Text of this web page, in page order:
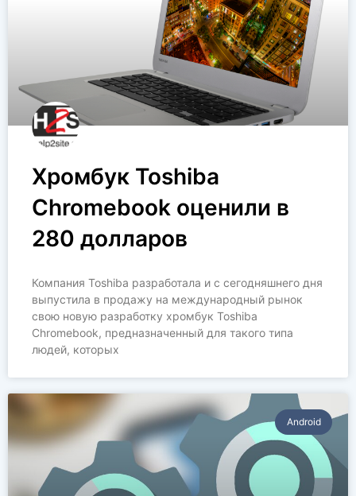
Хромбук Toshiba
Chromebook оценили в
280 долларов
Компания Toshiba разработала и с сегодняшнего дня
выпустила в продажу на международный рынок
свою новую разработку хромбук Toshiba
Chromebook, предназначенный для такого типа
людей, которых
Аndroid